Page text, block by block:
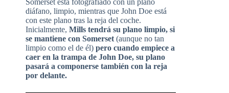
diáfano, limpio, mientras que John Doe está
con este plano tras la reja del coche.
Inicialmente, Mills tendrá su plano limpio, si
se mantiene con Somerset (aunque no tan
limpio como el de él) pero cuando empiece a
caer en la trampa de John Doe, su plano
pasará a componerse también con la reja
por delante.